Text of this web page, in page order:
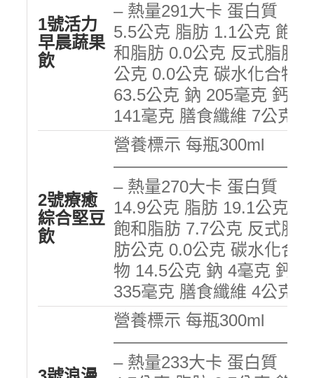
1號活力
早晨蔬果
飲
– 熱量291大卡 蛋白質
5.5公克 脂肪 1.1公克 飽
和脂肪 0.0公克 反式脂肪
公克 0.0公克 碳水化合物
63.5公克 鈉 205毫克 鈣
141毫克 膳食纖維 7公克
2號療癒
綜合堅豆
飲
營養標示 每瓶300ml
———————————
– 熱量270大卡 蛋白質
14.9公克 脂肪 19.1公克
飽和脂肪 7.7公克 反式脂
肪公克 0.0公克 碳水化合
物 14.5公克 鈉 4毫克 鈣
335毫克 膳食纖維 4公克
營養標示 每瓶300ml
———————————
– 熱量233大卡 蛋白質